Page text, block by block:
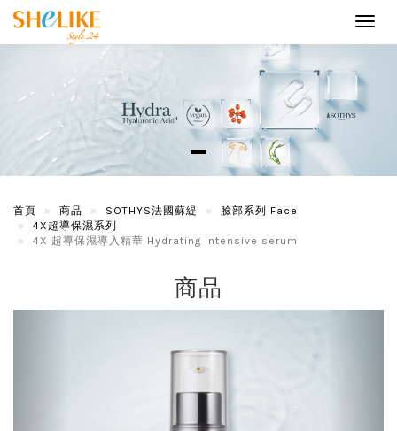
首頁 商品 SOTHYS法國蘇緹
臉部系列 Face
4X超導保濕系列
4X 超導保濕導入精華 Hydrating Intensive serum
商品